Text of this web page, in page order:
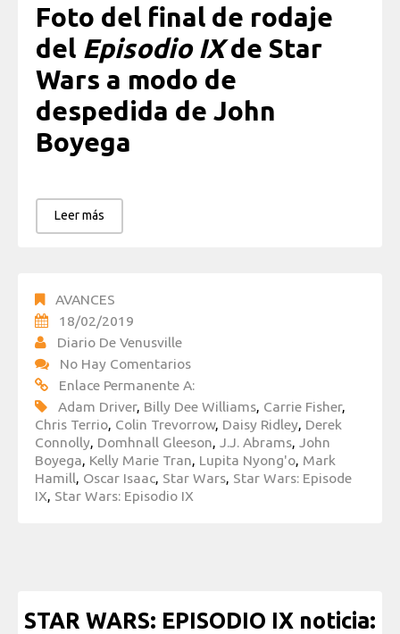
Foto del final de rodaje
del Episodio IXde Star
Wars a modo de
despedida de John
Boyega
Leer más
AVANCES
18/02/2019
Diario De Venusville
No Hay Comentarios
Enlace Permanente A:
Adam Driver, Billy Dee Williams, Carrie Fisher,
Chris Terrio, Colin Trevorrow, Daisy Ridley, Derek
Connolly, Domhnall Gleeson, J.J. Abrams, John
Boyega, Kelly Marie Tran, Lupita Nyong'o, Mark
Hamill, Oscar Isaac, Star Wars, Star Wars: Episode
IX, Star Wars: Episodio IX
STAR WARS: EPISODIO IX noticia: